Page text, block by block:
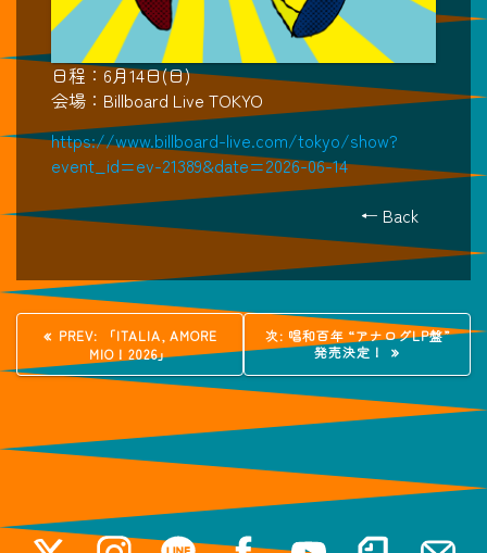
日程：6月14日(日)
会場：Billboard Live TOKYO
https://www.billboard-live.com/tokyo/show?
event_id=ev-21389&date=2026-06-14
← Back
投
稿
ナ
ビ
ゲ
PREV:
過
去
の
投
「ITALIA, AMORE
MIO！2026」
次: 次
の
稿:
唱和百年 “アナログLP盤”
発売決定！